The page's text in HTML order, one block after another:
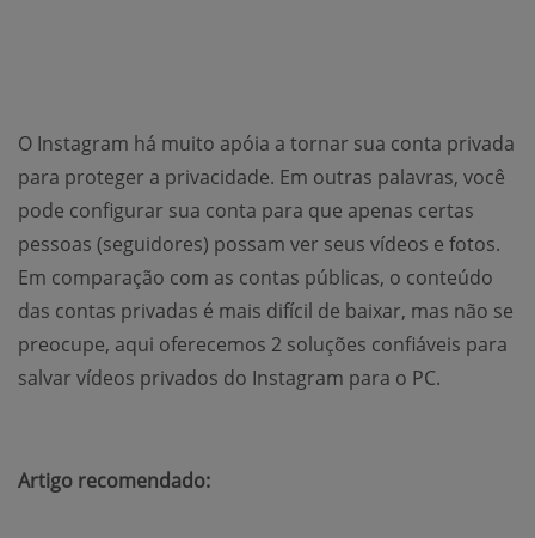
O Instagram há muito apóia a tornar sua conta privada
para proteger a privacidade. Em outras palavras, você
pode configurar sua conta para que apenas certas
pessoas (seguidores) possam ver seus vídeos e fotos.
Em comparação com as contas públicas, o conteúdo
das contas privadas é mais difícil de baixar, mas não se
preocupe, aqui oferecemos 2 soluções confiáveis para
salvar vídeos privados do Instagram para o PC.
Artigo recomendado: